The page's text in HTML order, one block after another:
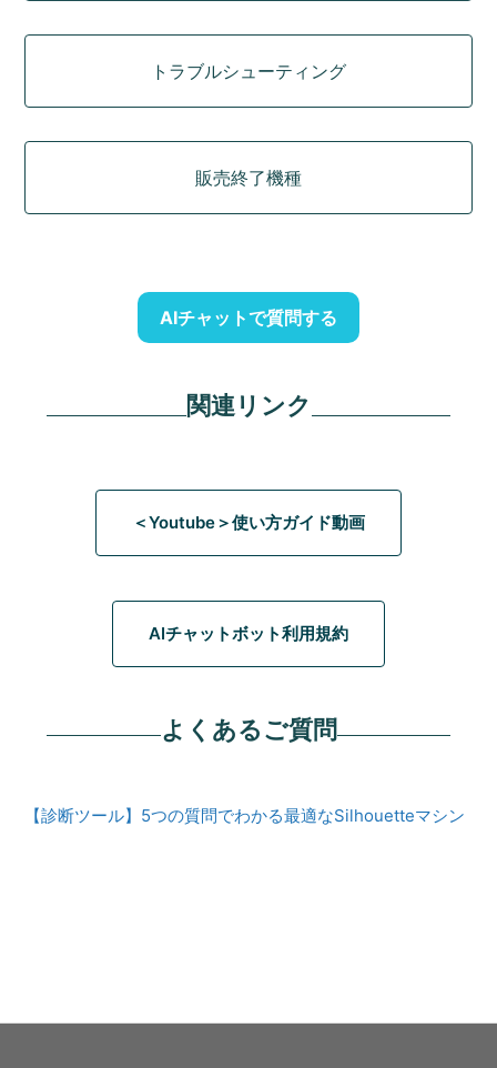
トラブルシューティング
販売終了機種
AIチャットで質問する
関連リンク
＜Youtube＞使い方ガイド動画
AIチャットボット利用規約
よくあるご質問
【診断ツール】5つの質問でわかる最適なSilhouetteマシン